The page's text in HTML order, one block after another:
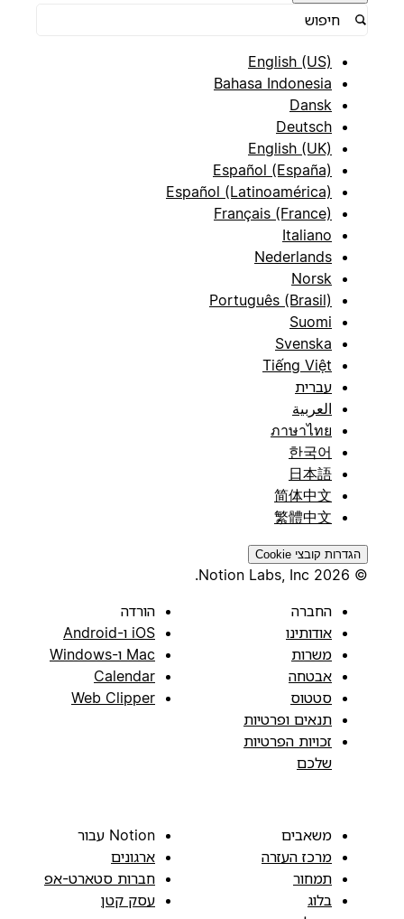
English (US)
Bahasa Indonesia
Dansk
Deutsch
English (UK)
Español (España)
Español (Latinoamérica)
Français (France)
Italiano
Nederlands
Norsk
Português (Brasil)
Suomi
Svenska
Tiếng Việt
עברית
العربية
ภาษาไทย
한국어
日本語
简体中文
繁體中文
הגדרות קובצי Cookie
החברה
אודותינו
משרות
אבטחה
סטטוס
תנאים ופרטיות
זכויות הפרטיות
שלכם
הורדה
iOS ו-Android
Mac ו-Windows
Calendar
Web Clipper
משאבים
מרכז העזרה
תמחור
בלוג
Notion עבור
ארגונים
חברות סטארט-אפ
עסק קטן